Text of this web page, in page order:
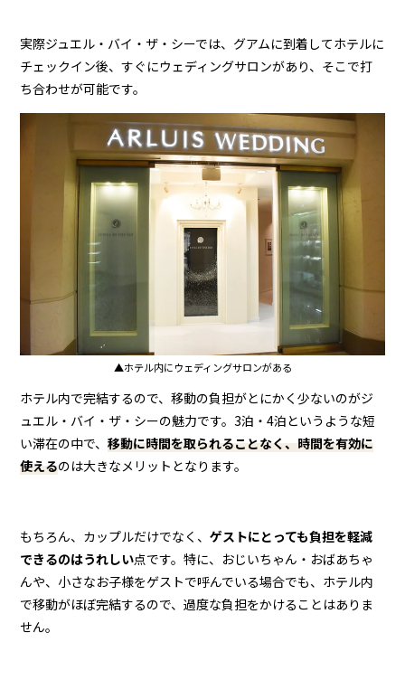
実際ジュエル・バイ・ザ・シーでは、グアムに到着してホテルに
チェックイン後、すぐにウェディングサロンがあり、そこで打
ち合わせが可能です。
▲ホテル内にウェディングサロンがある
ホテル内で完結するので、移動の負担がとにかく少ないのがジ
ュエル・バイ・ザ・シーの魅力です。3泊・4泊というような短
い滞在の中で、移動に時間を取られることなく、時間を有効に
使えるのは大きなメリットとなります。
もちろん、カップルだけでなく、ゲストにとっても負担を軽減
できるのはうれしい点です。特に、おじいちゃん・おばあちゃ
んや、小さなお子様をゲストで呼んでいる場合でも、ホテル内
で移動がほぼ完結するので、過度な負担をかけることはありま
せん。